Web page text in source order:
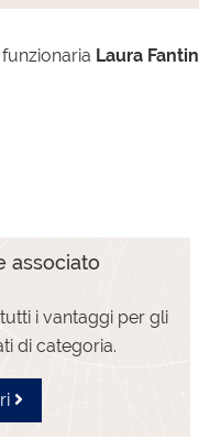
Laura Fantin
associato
i vantaggi per gli
di categoria.